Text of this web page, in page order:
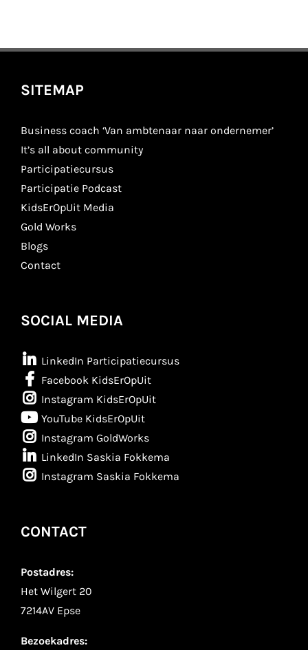
SITEMAP
Business coach ‘Van ambtenaar naar ondernemer’
It’s all about community
Participatiecursus
Participatie Podcast
KidsErOpUit Media
Gold Works
Blogs
Contact
SOCIAL MEDIA
LinkedIn Participatiecursus
Facebook KidsErOpUit
Instagram KidsErOpUit
YouTube KidsErOpUit
Instagram GoldWorks
LinkedIn Saskia Fokkema
Instagram Saskia Fokkema
CONTACT
Postadres:
Het Wilgert 20
7214AV Epse
Bezoekadres: